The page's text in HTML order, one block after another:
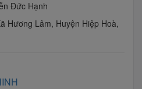
Đức Hạnh
Hương Lâm, Huyện Hiệp Hoà,